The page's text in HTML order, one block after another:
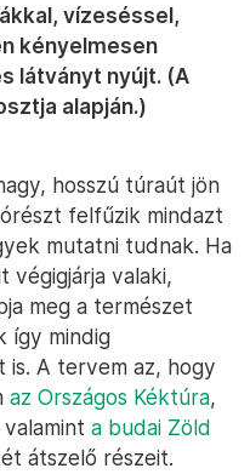
vízeséssel,
kényelmesen
látványt nyújt. (A
alapján.)
hosszú túraút jön
felfűzik mindazt
mutatni tudnak. Ha
végigjárja valaki,
meg a természet
így mindig
A tervem az, hogy
az Országos Kéktúra,
a budai Zöld
átszelő részeit.